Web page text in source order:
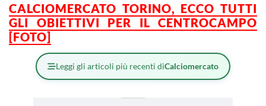
CALCIOMERCATO TORINO, ECCO TUTTI
GLI OBIETTIVI PER IL CENTROCAMPO
[FOTO]
Leggi gli articoli più recenti diCalciomercato